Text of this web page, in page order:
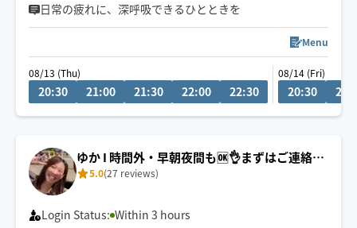
日常の疲れに、深呼吸できるひとときを
Menu
08/13 (Thu)
20:30 21:00 21:30 22:00 22:30
08/14 (Fri)
20:30
ゆか I 時間外・早朝夜間も🆗👌まずはご連絡く
ださい☺️
5.0(27 reviews)
Login Status: Within 3 hours